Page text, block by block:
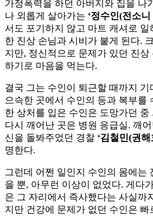
가정폭력을 하던 아버지와 집을 나
나 외롭게 살아가는 ‘정수인(전소니
서도 포기하지 않고 마트 캐셔로
한 진상 손님과 시비가 붙게 된다.
지만, 정신적으로 문제가 있던 진
하기로 마음을 먹는다.
결국 그는 수인이 퇴근할 때까지
으슥한 곳에서 수인의 등과 복부를
한 상처를 입은 수인은 도망가던 중
다시 깨어난 곳은 병원 응급실. 깨
신을 돌봐주었던 경찰 ‘김철민(권해
명한다.
그런데 어쩐 일인지 수인의 몸에는
을 뿐, 아무런 이상이 없었다. 게다
은 그 자리에서 즉사했다는 사실까
지만 건강에 문제가 없던 수인은